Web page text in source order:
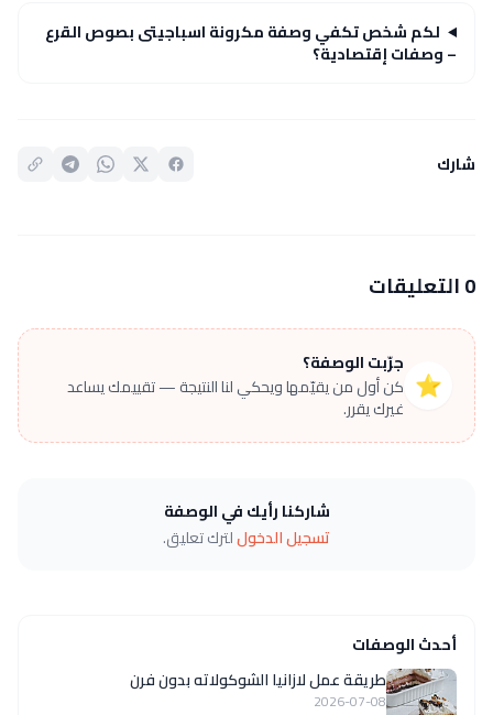
لكم شخص تكفي وصفة مكرونة اسباجيتى بصوص القرع
– وصفات إقتصادية؟
شارك
0 التعليقات
⭐
جرّبت الوصفة؟
كن أول من يقيّمها ويحكي لنا النتيجة — تقييمك يساعد
غيرك يقرر.
شاركنا رأيك في الوصفة
تسجيل الدخوللترك تعليق.
أحدث الوصفات
طريقة عمل لازانيا الشوكولاته بدون فرن
2026-07-08